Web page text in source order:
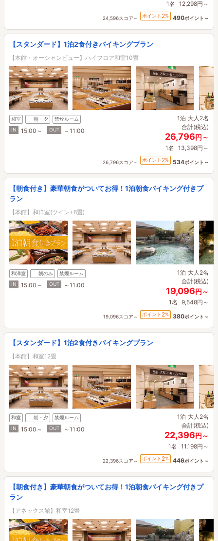
1名 12,298円～
24,596スコア～ ポイント 2% 490ポイント～
【スタンダード】1泊2食付きバイキングプラン
【本館・オーシャンビュー】ハイフロア和室10畳
和室 朝・夕
禁煙ルーム
IN
15:00～ OUT ～11:00
1泊 大人2名
合計(税込)
26,796円～
1名 13,398円～
26,796スコア～ ポイント 2% 534ポイント～
【朝食付き】豪華朝食がついてお得！1泊朝食バイキング付きプ
ラン
【本館】和洋室(ツイン+6畳)
和洋室 朝のみ
禁煙ルーム
IN
15:00～ OUT ～11:00
1泊 大人2名
合計(税込)
19,096円～
1名 9,548円～
19,096スコア～ ポイント 2% 380ポイント～
【スタンダード】1泊2食付きバイキングプラン
【本館】和室12畳
和室 朝・夕
禁煙ルーム
IN
15:00～ OUT ～11:00
1泊 大人2名
合計(税込)
22,396円～
1名 11,198円～
22,396スコア～ ポイント 2% 446ポイント～
【朝食付き】豪華朝食がついてお得！1泊朝食バイキング付きプ
ラン
【アネックス館】和室12畳